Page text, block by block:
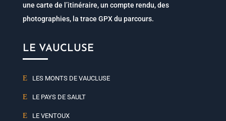
une carte de l’itinéraire, un compte rendu, des
photographies, la trace GPX du parcours.
LE VAUCLUSE
LES MONTS DE VAUCLUSE
LE PAYS DE SAULT
LE VENTOUX